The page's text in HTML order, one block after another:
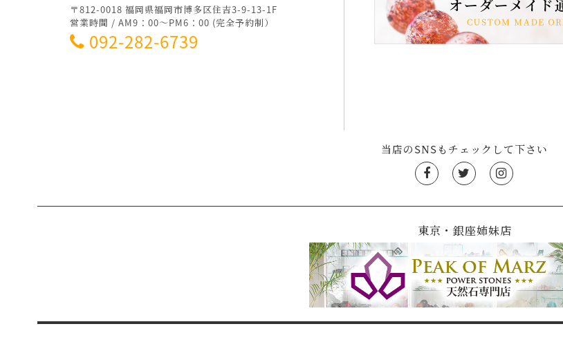
〒812-0018 福岡県福岡市博多区住吉3-9-13-1F
営業時間 / AM9：00～PM6：00 (完全予約制）
092-282-6739
当店のSNSもチェックして下さい
東京・銀座姉妹店